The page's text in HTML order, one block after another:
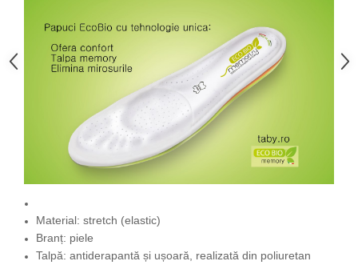
Material: stretch (elastic)
Branț: piele
Talpă: antiderapantă și ușoară, realizată din poliuretan